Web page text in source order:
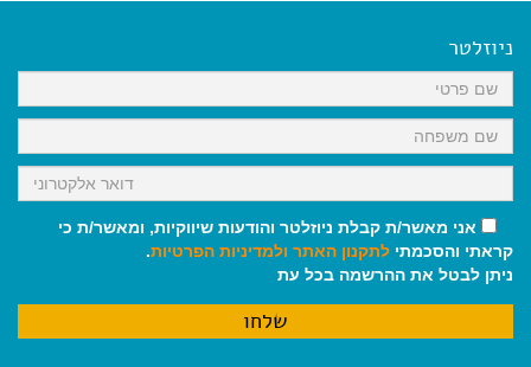
k
p
m
ניוזלטר
אני מאשר/ת קבלת ניוזלטר והודעות שיווקיות, ומאשר/ת כי
קראתי והסכמתי לתקנון האתר ולמדיניות הפרטיות.
ניתן לבטל את ההרשמה בכל עת